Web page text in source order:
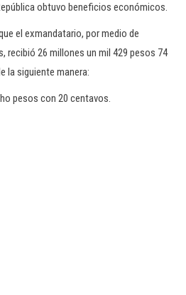
obtuvo beneficios económicos.
el exmandatario, por medio de
recibió 26 millones un mil 429 pesos 74
la siguiente manera:
pesos con 20 centavos.